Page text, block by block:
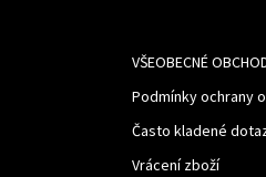
VŠEOBECNÉ
Podmínky ochrany
Často kladené
Vrácení zboží